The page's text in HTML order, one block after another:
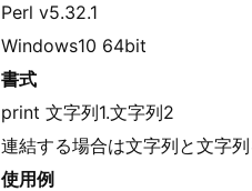
Perl v5.32.1
Windows10 64bit
書式
print 文字列1.文字列2
連結する場合は文字列と文字
使用例